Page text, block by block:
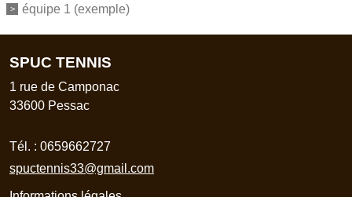
équipe 1 (exemple)
SPUC TENNIS
1 rue de Camponac
33600 Pessac
Tél. : 0659662727
spuctennis33@gmail.com